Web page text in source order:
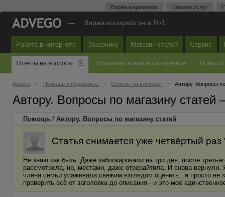
Биржа маркетинга Каталог услуг
— биржа копирайтинга №1
Работа в интернете Заказчику Магазин статей Сервис
Ответы на вопросы Пользовательское соглашение Новости
Адвего Помощь и поддержка Ответы на вопросы Автору. Вопросы
Автору. Вопросы по магазину
Помощь / Автору. Вопросы по магазину статей
Статья снимается уже четвёртый
Не знаю как быть. Даже заблокировали на три дня, после
рассмотрела, но, местами, даже отрерайтила. И снова
члена семьи усаживала свежим взглядом оценить...я просто
проверить всё от заголовка до описания - и это моё